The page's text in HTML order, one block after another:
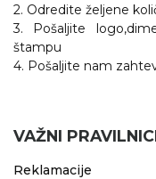
2. Odredite željene
3. Pošaljite
štampu
4. Pošaljite nam
VAŽNI
Reklamacije